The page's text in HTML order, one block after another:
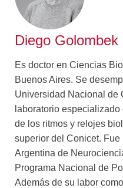
Diego Golombek
Es doctor en Ciencias
Buenos Aires. Se
Universidad Nacional de
laboratorio
de los ritmos y relojes
superior del Conicet.
Argentina de
Programa Nacional de
Además de su labor